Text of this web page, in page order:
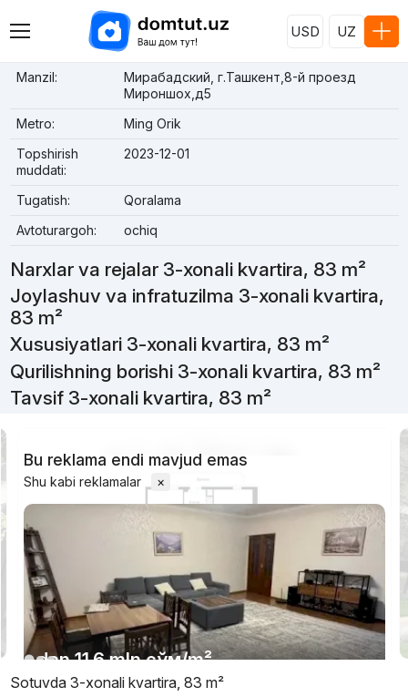
USD UZ
Manzil:
Мирабадский, г.Ташкент,8-й проезд
Мироншох,д5
Metro:
Ming Orik
Topshirish
muddati:
2023-12-01
Tugatish:
Qoralama
Avtoturargoh:
ochiq
Narxlar va rejalar 3-xonali kvartira, 83 m²
Joylashuv va infratuzilma 3-xonali kvartira,
83 m²
Xususiyatlari 3-xonali kvartira, 83 m²
Qurilishning borishi 3-xonali kvartira, 83 m²
Tavsif 3-xonali kvartira, 83 m²
Bu reklama endi mavjud emas
Shu kabi reklamalar ×
dan11.6 mln сўм/m²
1/11
Sotuvda 3-xonali kvartira, 83 m²